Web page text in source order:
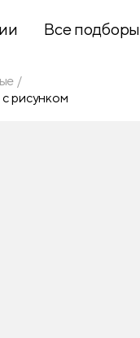
Все подборы
рисунком